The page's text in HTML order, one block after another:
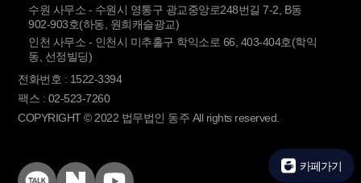
카페가기
수원 사무소 - 수원시 영통구 광교중앙로248번길 7-2, B동
902-903호(하동, 원희캐슬광교)
인천 사무소 - 인천시 미추홀구 학익소로 66, 403-404호(학익
동, 선정빌딩)
전화번호 : 1522-3394
팩스 : 02-523-7260
COPYRIGHT © 2022 법무법인 동주 All rights reserved.
KakaoTalkNaver YouTube